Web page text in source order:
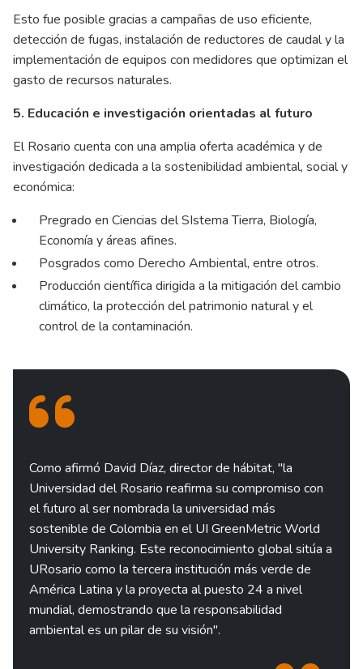
Esto fue posible gracias a campañas de uso eficiente,
detección de fugas, instalación de reductores de caudal y la
implementación de equipos con medidores que optimizan el
gasto de recursos naturales.
5. Educación e investigación orientadas al futuro
El Rosario cuenta con una amplia oferta académica y de
investigación dedicada a la sostenibilidad ambiental, social y
económica:
Pregrado en Ciencias del SIstema Tierra, Biología,
Economía y áreas afines.
Posgrados como Derecho Ambiental, entre otros.
Producción científica dirigida a la mitigación del cambio
climático, la protección del patrimonio natural y el
control de la contaminación.
Como afirmó David Díaz, director de hábitat, "la
Universidad del Rosario reafirma su compromiso con
el futuro al ser nombrada la universidad más
sostenible de Colombia en el UI GreenMetric World
University Ranking. Este reconocimiento global sitúa a
URosario como la tercera institución más verde de
América Latina y la proyecta al puesto 24 a nivel
mundial, demostrando que la responsabilidad
ambiental es un pilar de su visión".